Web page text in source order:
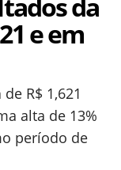
e em
de R$ 1,621
alta de 13%
período de